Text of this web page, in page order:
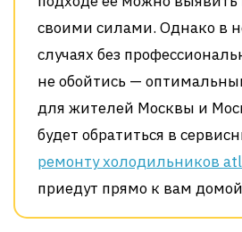
своими силами. Однако в
случаях без
не обойтись —
для жителей Москвы и
будет обратиться в
ремонту холодильников
приедут прямо к вам